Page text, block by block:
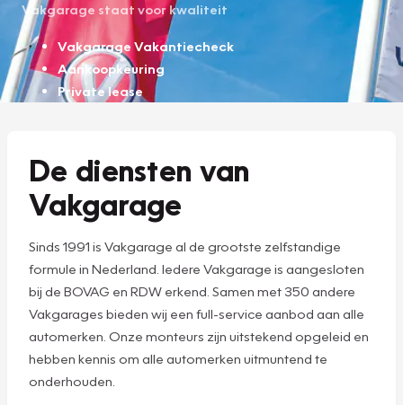
Vakgarage staat voor kwaliteit
Vakgarage Vakantiecheck
Aankoopkeuring
Private lease
De diensten van
Vakgarage
Sinds 1991 is Vakgarage al de grootste zelfstandige
formule in Nederland. Iedere Vakgarage is aangesloten
bij de BOVAG en RDW erkend. Samen met 350 andere
Vakgarages bieden wij een full-service aanbod aan alle
automerken. Onze monteurs zijn uitstekend opgeleid en
hebben kennis om alle automerken uitmuntend te
onderhouden.